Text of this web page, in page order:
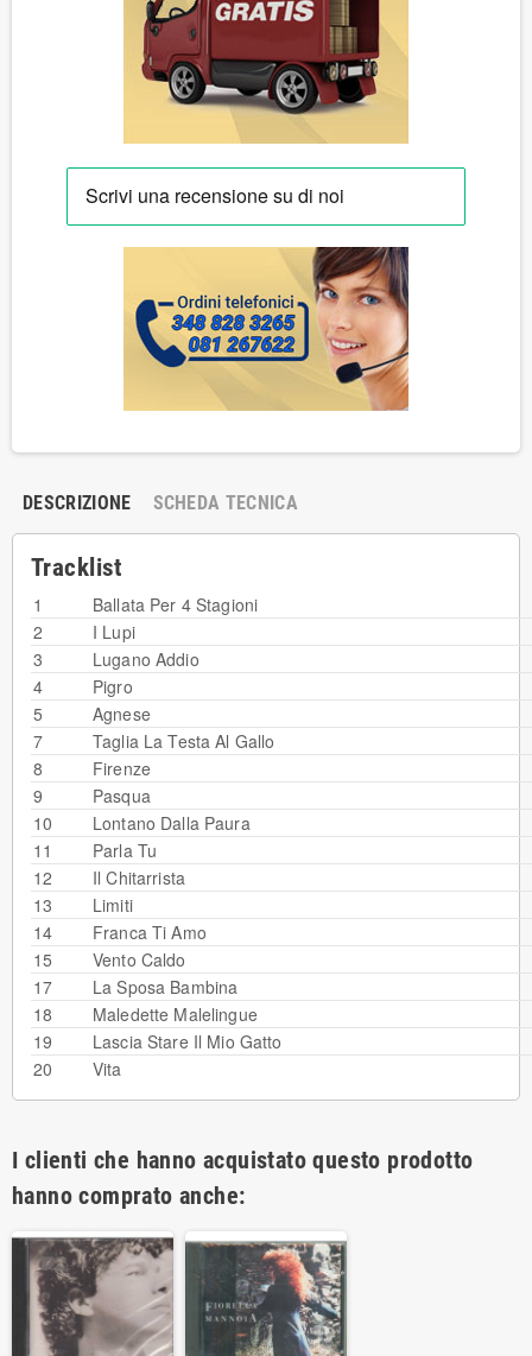
DESCRIZIONE SCHEDA TECNICA
Tracklist
1
Ballata Per 4 Stagioni
2
I Lupi
3
Lugano Addio
4
Pigro
5
Agnese
7
Taglia La Testa Al Gallo
8
Firenze
9
Pasqua
10
Lontano Dalla Paura
11
Parla Tu
12
Il Chitarrista
13
Limiti
14
Franca Ti Amo
15
Vento Caldo
17
La Sposa Bambina
18
Maledette Malelingue
19
Lascia Stare Il Mio Gatto
20
Vita
I clienti che hanno acquistato questo prodotto
hanno comprato anche: